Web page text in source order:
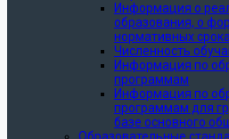
Информация о
образования, о
нормативных
Численность
Информация по
программам
Информация по
программам для
базе основного